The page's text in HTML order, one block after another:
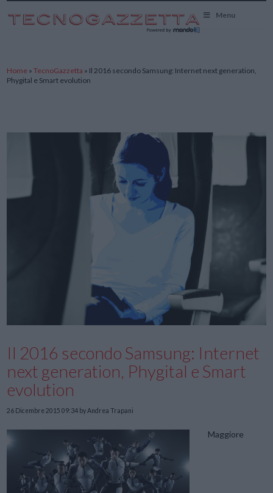
Menu
Home »TecnoGazzetta » Il 2016 secondo Samsung: Internet next generation,
Phygital e Smart evolution
Il 2016 secondo Samsung: Internet
next generation, Phygital e Smart
evolution
26 Dicembre 2015 09:34 by Andrea Trapani
Maggiore